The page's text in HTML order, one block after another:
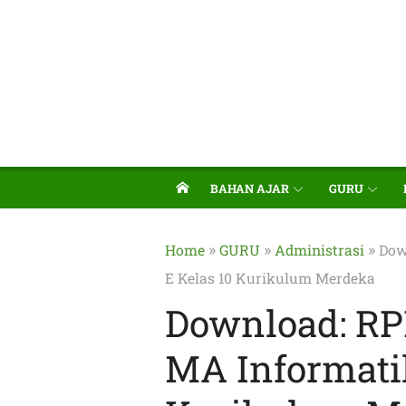
BAHAN AJAR GURU
Home »GURU » Administrasi »
E Kelas 10 Kurikulum Merdeka
Download:
MA